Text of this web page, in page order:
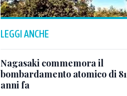
LEGGI ANCHE
Nagasaki commemora il
bombardamento atomico di 81
anni fa